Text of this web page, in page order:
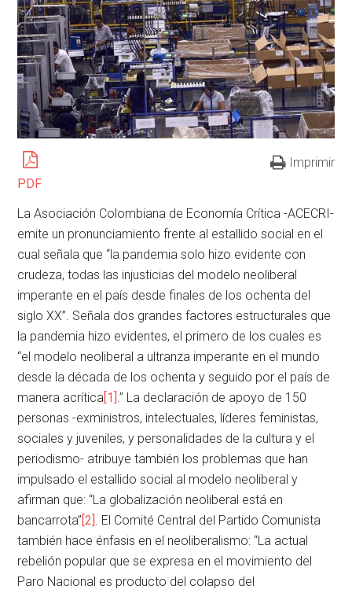
PDF
Imprimir
La Asociación Colombiana de Economía Crítica -ACECRI-
emite un pronunciamiento frente al estallido social en el
cual señala que “la pandemia solo hizo evidente con
crudeza, todas las injusticias del modelo neoliberal
imperante en el país desde finales de los ochenta del
siglo XX”. Señala dos grandes factores estructurales que
la pandemia hizo evidentes, el primero de los cuales es
“el modelo neoliberal a ultranza imperante en el mundo
desde la década de los ochenta y seguido por el país de
manera acrítica[1].” La declaración de apoyo de 150
personas -exministros, intelectuales, líderes feministas,
sociales y juveniles, y personalidades de la cultura y el
periodismo- atribuye también los problemas que han
impulsado el estallido social al modelo neoliberal y
afirman que: “La globalización neoliberal está en
bancarrota”[2]. El Comité Central del Partido Comunista
también hace énfasis en el neoliberalismo: “La actual
rebelión popular que se expresa en el movimiento del
Paro Nacional es producto del colapso del